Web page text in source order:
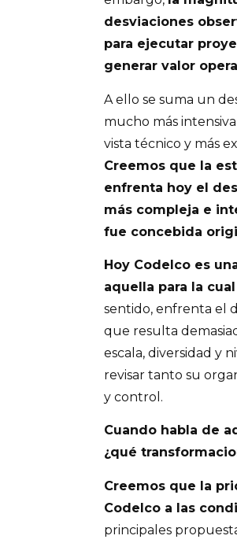
desviaciones
para ejecutar
generar valor
A ello se suma un
mucho más
vista técnico y más
Creemos que la
enfrenta hoy el
más compleja e
fue concebida
Hoy Codelco es
aquella para la
sentido, enfrenta el
que resulta
escala, diversidad y
revisar tanto su
y control.
Cuando habla de
¿qué
Creemos que la
Codelco a las
principales